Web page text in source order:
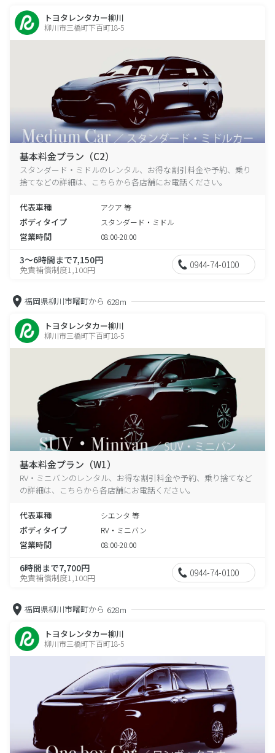
トヨタレンタカー柳川
柳川市三橋町下百町18-5
基本料金プラン（C2）
スタンダード・ミドルのレンタル、お得な割引料金や予約、乗り
捨てなどの詳細は、こちらから各店舗にお電話ください。
代表車種 アクア 等
ボディタイプ スタンダード・ミドル
営業時間 08:00-20:00
3～6時間まで7,150円
免責補償制度1,100円 0944-74-0100
福岡県柳川市曙町から 628m
トヨタレンタカー柳川
柳川市三橋町下百町18-5
基本料金プラン（W1）
RV・ミニバンのレンタル、お得な割引料金や予約、乗り捨てなど
の詳細は、こちらから各店舗にお電話ください。
代表車種 シエンタ 等
ボディタイプ RV・ミニバン
営業時間 08:00-20:00
6時間まで7,700円
免責補償制度1,100円 0944-74-0100
福岡県柳川市曙町から 628m
トヨタレンタカー柳川
柳川市三橋町下百町18-5